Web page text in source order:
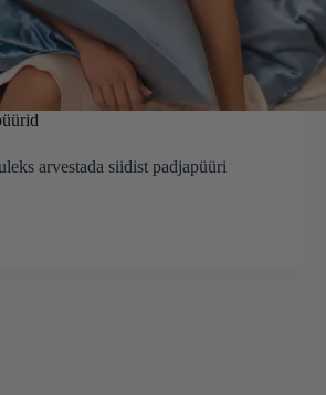
arvestada siidist padjapüüri